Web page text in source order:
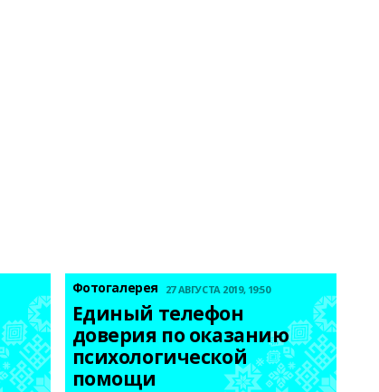
Фотогалерея 27 АВГУСТА 2019, 19:50
Единый телефон
доверия по оказанию
психологической
помощи